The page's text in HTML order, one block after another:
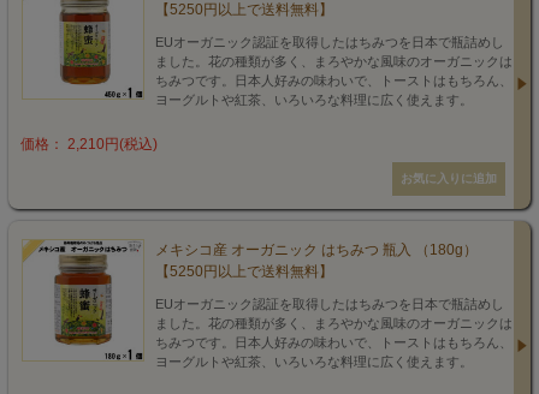
【5250円以上で送料無料】
EUオーガニック認証を取得したはちみつを日本で瓶詰めし
ました。花の種類が多く、まろやかな風味のオーガニックは
ちみつです。日本人好みの味わいで、トーストはもちろん、
ヨーグルトや紅茶、いろいろな料理に広く使えます。
価格： 2,210円(税込)
メキシコ産 オーガニック はちみつ 瓶入 （180g）
【5250円以上で送料無料】
EUオーガニック認証を取得したはちみつを日本で瓶詰めし
ました。花の種類が多く、まろやかな風味のオーガニックは
ちみつです。日本人好みの味わいで、トーストはもちろん、
ヨーグルトや紅茶、いろいろな料理に広く使えます。